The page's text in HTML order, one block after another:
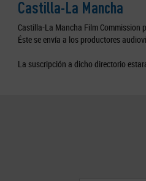
Castilla-La Mancha
Castilla-La Mancha Film Commission
Éste se envía a los productores
La suscripción a dicho directorio